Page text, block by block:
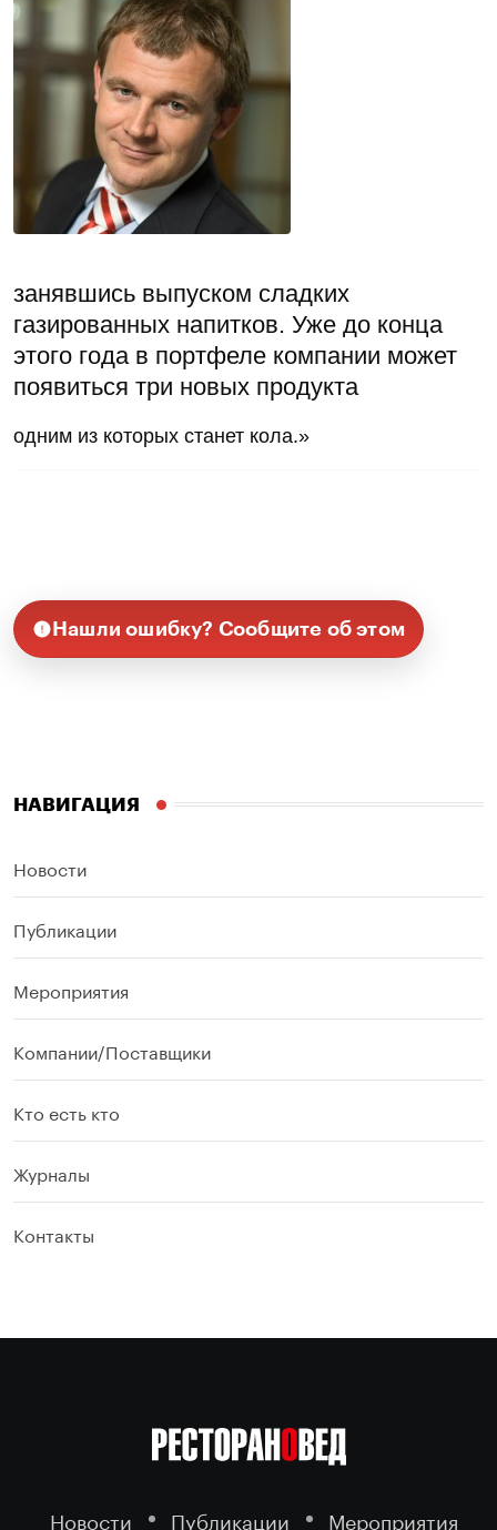
занявшись выпуском сладких
газированных напитков. Уже до конца
этого года в портфеле компании может
появиться три новых продукта
одним из которых станет кола.»
Нашли ошибку? Сообщите об этом
НАВИГАЦИЯ
Новости
Публикации
Мероприятия
Компании/Поставщики
Кто есть кто
Журналы
Контакты
Новости Публикации Мероприятия